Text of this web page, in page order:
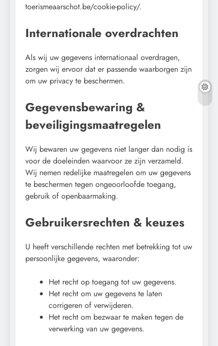
toerismeaarschot.be/cookie-policy/.
Internationale overdrachten
Als wij uw gegevens internationaal overdragen,
zorgen wij ervoor dat er passende waarborgen zijn
om uw privacy te beschermen.
Gegevensbewaring &
beveiligingsmaatregelen
Wij bewaren uw gegevens niet langer dan nodig is
voor de doeleinden waarvoor ze zijn verzameld.
Wij nemen redelijke maatregelen om uw gegevens
te beschermen tegen ongeoorloofde toegang,
gebruik of openbaarmaking.
Gebruikersrechten & keuzes
U heeft verschillende rechten met betrekking tot uw
persoonlijke gegevens, waaronder:
Het recht op toegang tot uw gegevens.
Het recht om uw gegevens te laten
corrigeren of verwijderen.
Het recht om bezwaar te maken tegen de
verwerking van uw gegevens.